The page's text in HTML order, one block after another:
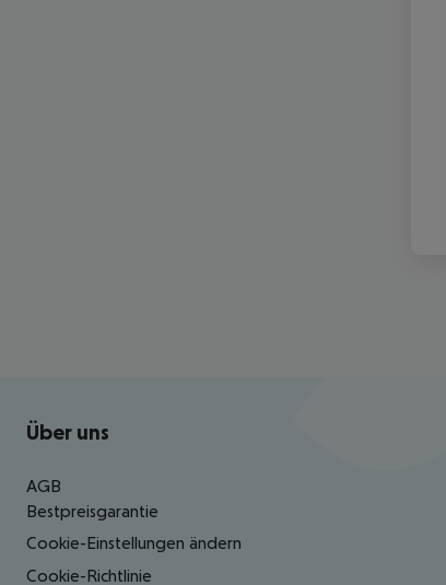
Footer navigation
Über uns
AGB
Bestpreisgarantie
Cookie-Einstellungen ändern
Cookie-Richtlinie